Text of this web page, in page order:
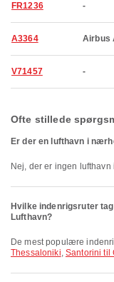
FR1236 -
A3364 Airbus
V71457 -
Ofte stillede
Er der en lufthavn i
Nej, der er ingen
Hvilke indenrigsruter
Lufthavn?
De mest populære
Thessaloniki, Santorini til